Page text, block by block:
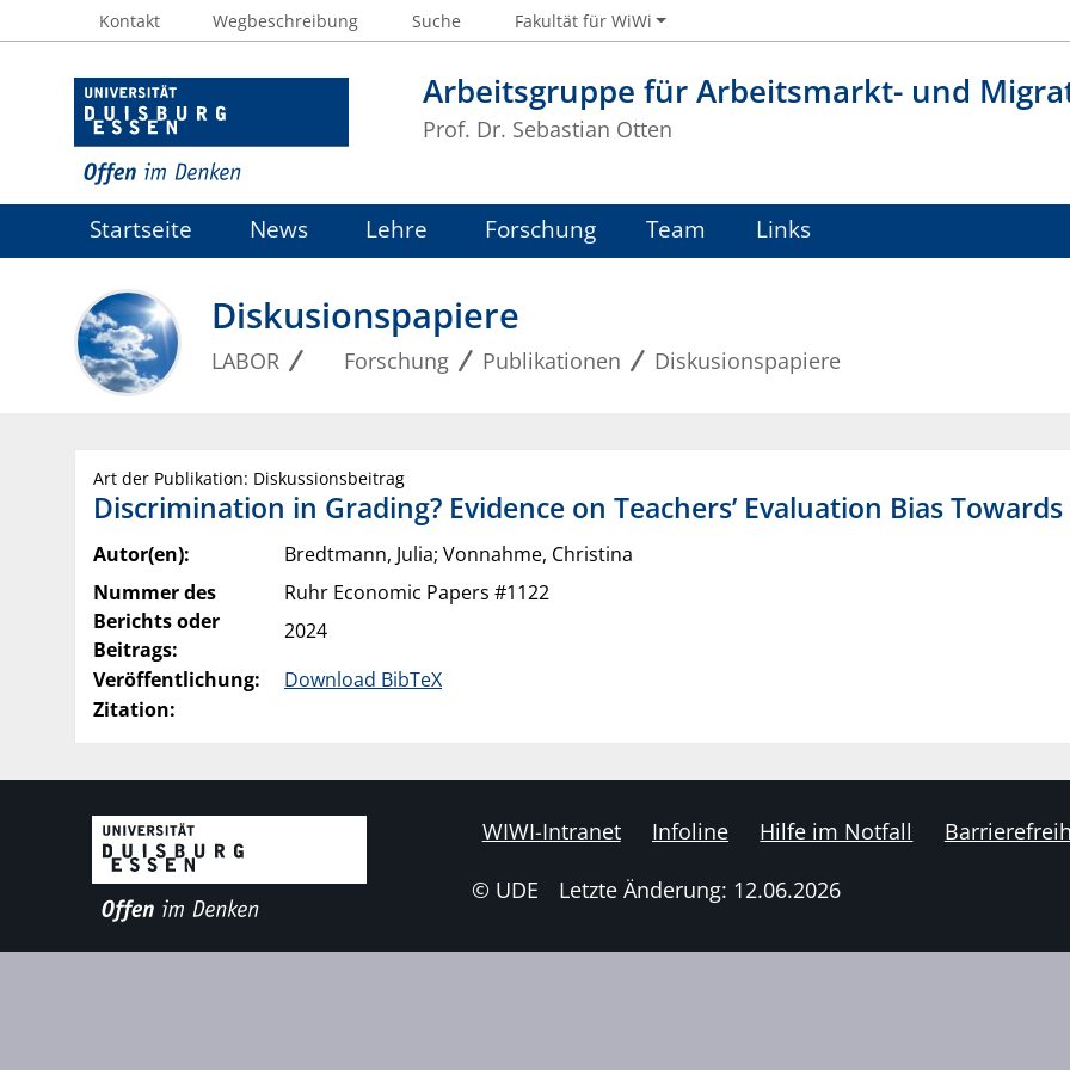
Arbeitsgruppe für Arbeitsmarkt- und
Prof. Dr. Sebastian Otten
Kontakt Wegbeschreibung Suche Fakultät für WiWi
Startseite News Lehre Forschung Team Links
Diskusionspapiere
LABOR Forschung Publikationen Diskusionspapiere
Art der Publikation: Diskussionsbeitrag
Discrimination in Grading? Evidence on Teachers’ Evaluation Bias
Autor(en):
Bredtmann, Julia; Vonnahme, Christina
Nummer des
Berichts oder
Beitrags:
Ruhr Economic Papers #1122
Veröffentlichung:
2024
Zitation:
Download BibTeX
WIWI-Intranet Infoline Hilfe im Notfall
© UDE Letzte Änderung: 12.06.2026